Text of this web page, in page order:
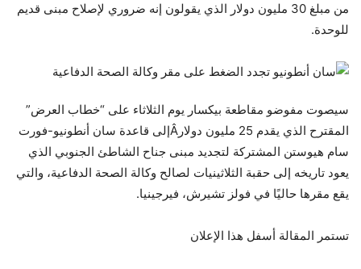
من مبلغ 30 مليون دولار الذي يقولون إنه ضروري لإصلاح مبنى قديم
للوحدة.
سيصوت مفوضو مقاطعة بيكسار يوم الثلاثاء على “خطاب العرض”
المقترح الذي يقدم 25 مليون دولارÂإلى قاعدة سان أنطونيو-فورت
سام هيوستن المشتركة لتجديد مبنى جناح الشاطئ الجنوبي الذي
يعود تاريخه إلى حقبة الثلاثينيات لصالح وكالة الصحة الدفاعية، والتي
يقع مقرها حاليًا في فولز تشيرش، فيرجينيا.
تستمر المقالة أسفل هذا الإعلان